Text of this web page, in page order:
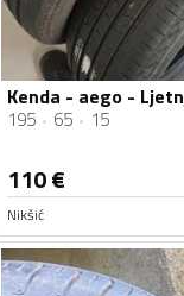
195 65 15
110€
Nikšić